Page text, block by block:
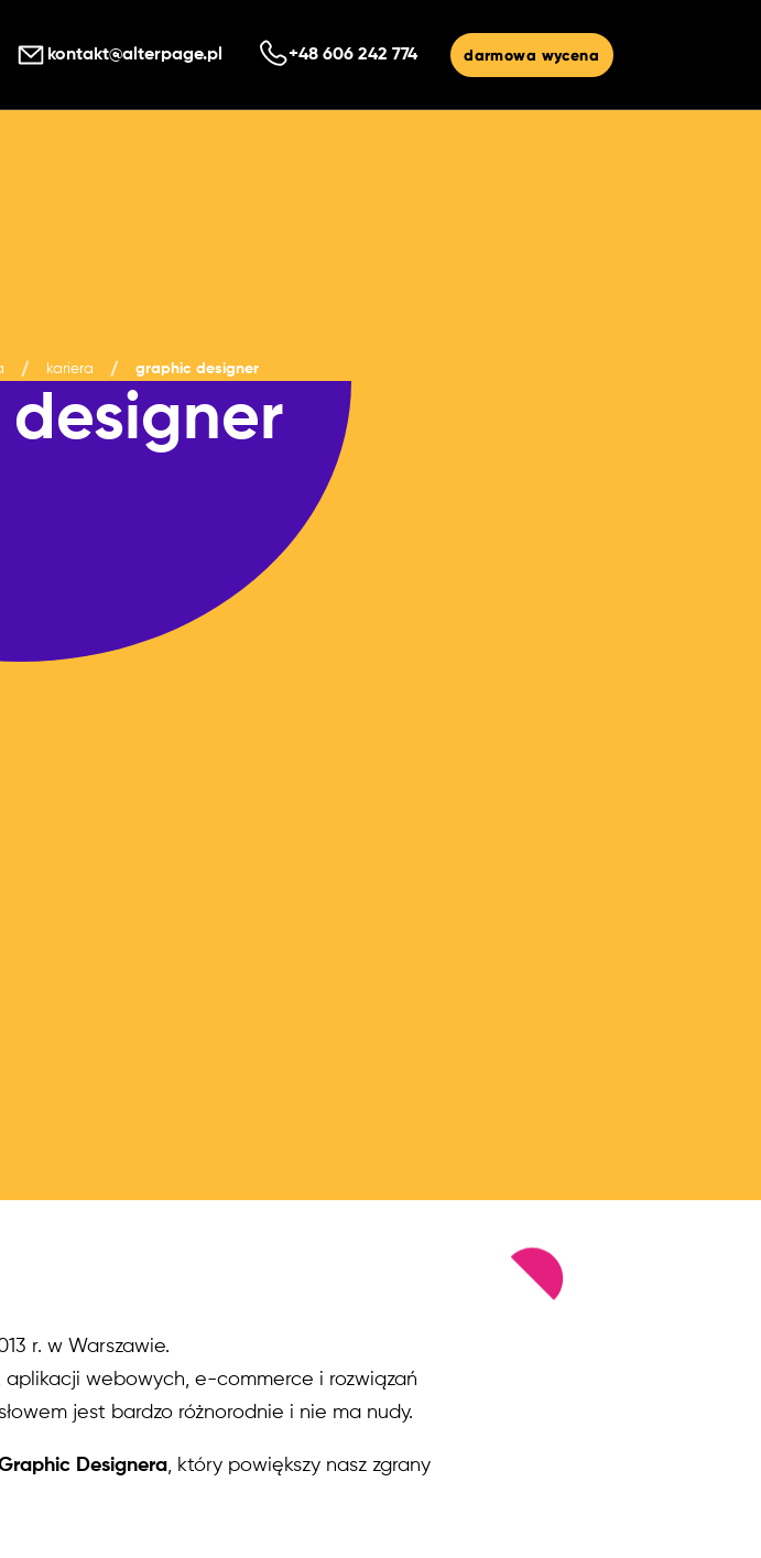
kontakt@alterpage.pl +48 606 242 774 darmowa wycena
kariera graphic designer
r. w Warszawie.
webowych, e-commerce i rozwiązań
jest bardzo różnorodnie i nie ma nudy.
Designera, który powiększy nasz zgrany